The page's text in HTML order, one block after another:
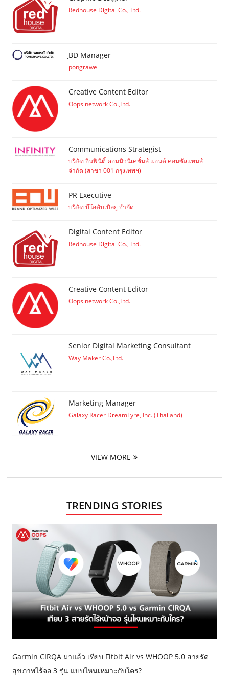
Redhouse Digital Co., Ltd.
ฺBD Manager
pongrawe
Creative Content Editor
Oops network Co.,Ltd.
Communications Strategist
บริษัท อินฟินิตี้ คอมมิวนิเคชั่นส์ แอนด์ คอนซัลแทนส์
จำกัด (สาขา 001 กรุงเทพฯ)
PR Executive
บริษัท บีโอดับเบิลยู จำกัด
Digital Content Editor
Redhouse Digital Co., Ltd.
Creative Content Editor
Oops network Co.,Ltd.
Senior Digital Marketing Consultant
Way Maker Co.,Ltd.
Marketing Manager
Galaxy Racer DreamFyre, Inc. (Thailand)
VIEW MORE
TRENDING STORIES
Garmin CIRQA มาแล้ว เทียบ Fitbit Air vs WHOOP 5.0 สายรัด
สุขภาพไร้จอ 3 รุ่น แบบไหนเหมาะกับใคร?